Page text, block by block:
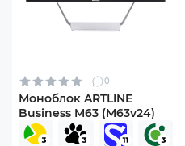
0
Моноблок ARTLINE
Business M63 (M63v24)